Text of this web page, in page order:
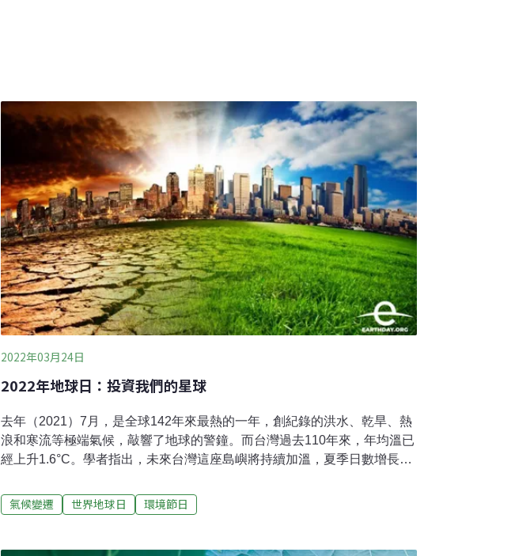
2022年03月24日
2022年地球日：投資我們的星球
去年（2021）7月，是全球142年來最熱的一年，創紀錄的洪水、乾旱、熱
浪和寒流等極端氣候，敲響了地球的警鐘。而台灣過去110年來，年均溫已
經上升1.6°C。學者指出，未來台灣這座島嶼將持續加溫，夏季日數增長、
還有逆轉的機會嗎？有沒有緩解的方法？2022年是地球日52週年，地球日
總部（Earth Day Network）以「投資我們的星球」（Invest in our planet）
氣候變遷 世界地球日 環境節日